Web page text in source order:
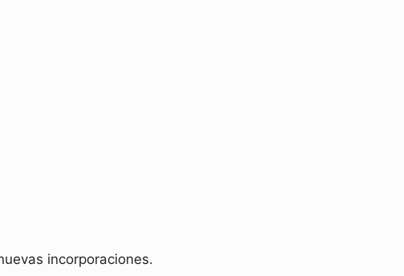
incorporaciones.